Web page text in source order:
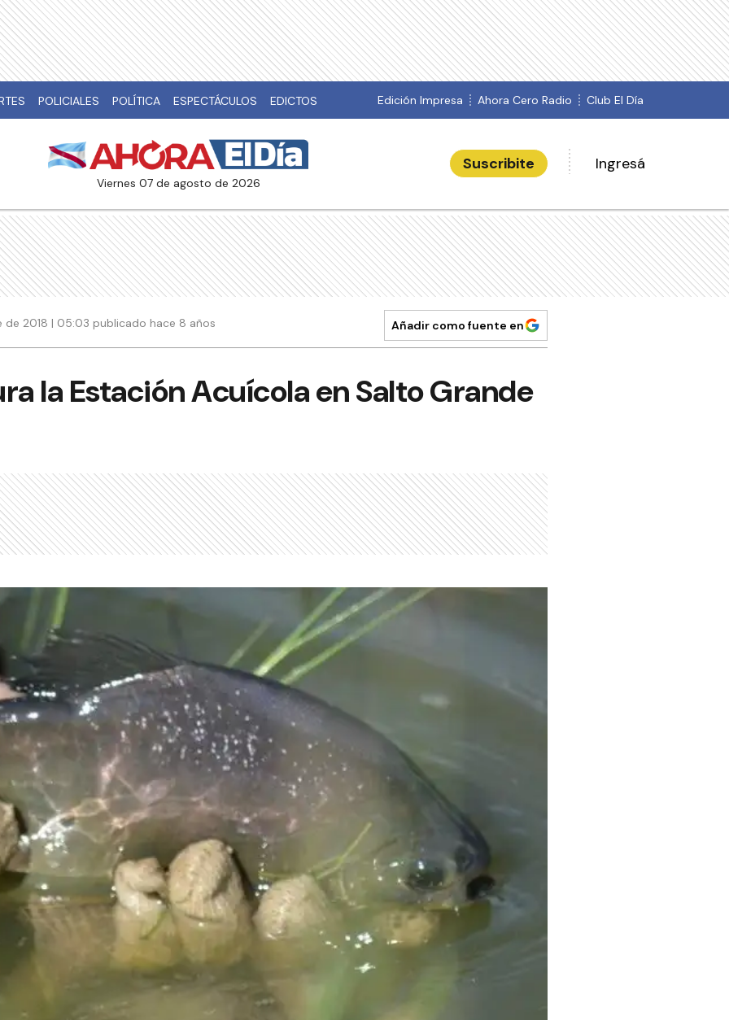
POLICIALES POLÍTICA ESPECTÁCULOS EDICTOS Edición Impresa Ahora Cero Radio Club El Día
viernes 07 de agosto de 2026
Suscribite Ingresá
de 2018 | 05:03 publicado hace 8 años Añadir como fuente en
la Estación Acuícola en Salto Grande